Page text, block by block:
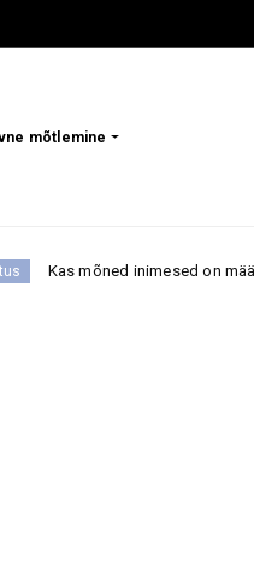
mõtlemine
on määratud teineteise ellu